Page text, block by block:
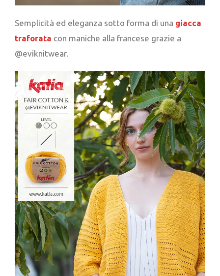
Semplicità ed eleganza sotto forma di una giacca
traforata con maniche alla francese grazie a
@eviknitwear.